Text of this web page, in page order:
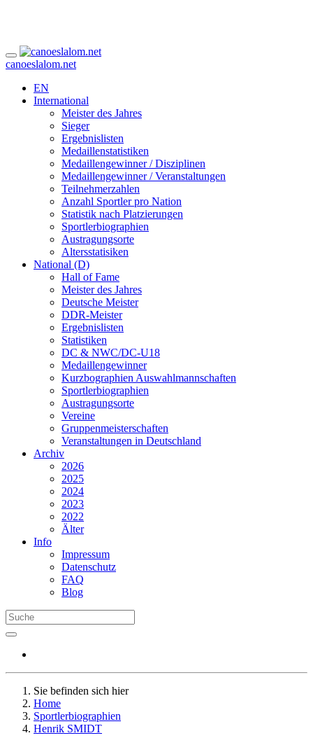
canoeslalom.net
EN
International
Meister des Jahres
Sieger
Ergebnislisten
Medaillenstatistiken
Medaillengewinner / Disziplinen
Medaillengewinner / Veranstaltungen
Teilnehmerzahlen
Anzahl Sportler pro Nation
Statistik nach Platzierungen
Sportlerbiographien
Austragungsorte
Altersstatisiken
National (D)
Hall of Fame
Meister des Jahres
Deutsche Meister
DDR-Meister
Ergebnislisten
Statistiken
DC & NWC/DC-U18
Medaillengewinner
Kurzbographien Auswahlmannschaften
Sportlerbiographien
Austragungsorte
Vereine
Gruppenmeisterschaften
Veranstaltungen in Deutschland
Archiv
2026
2025
2024
2023
2022
Älter
Info
Impressum
Datenschutz
FAQ
Blog
Sie befinden sich hier
Home
Sportlerbiographien
Henrik SMIDT